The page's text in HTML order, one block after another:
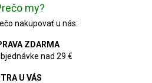
my?
nakupovať u nás:
ZDARMA
nad 29 €
U VÁS